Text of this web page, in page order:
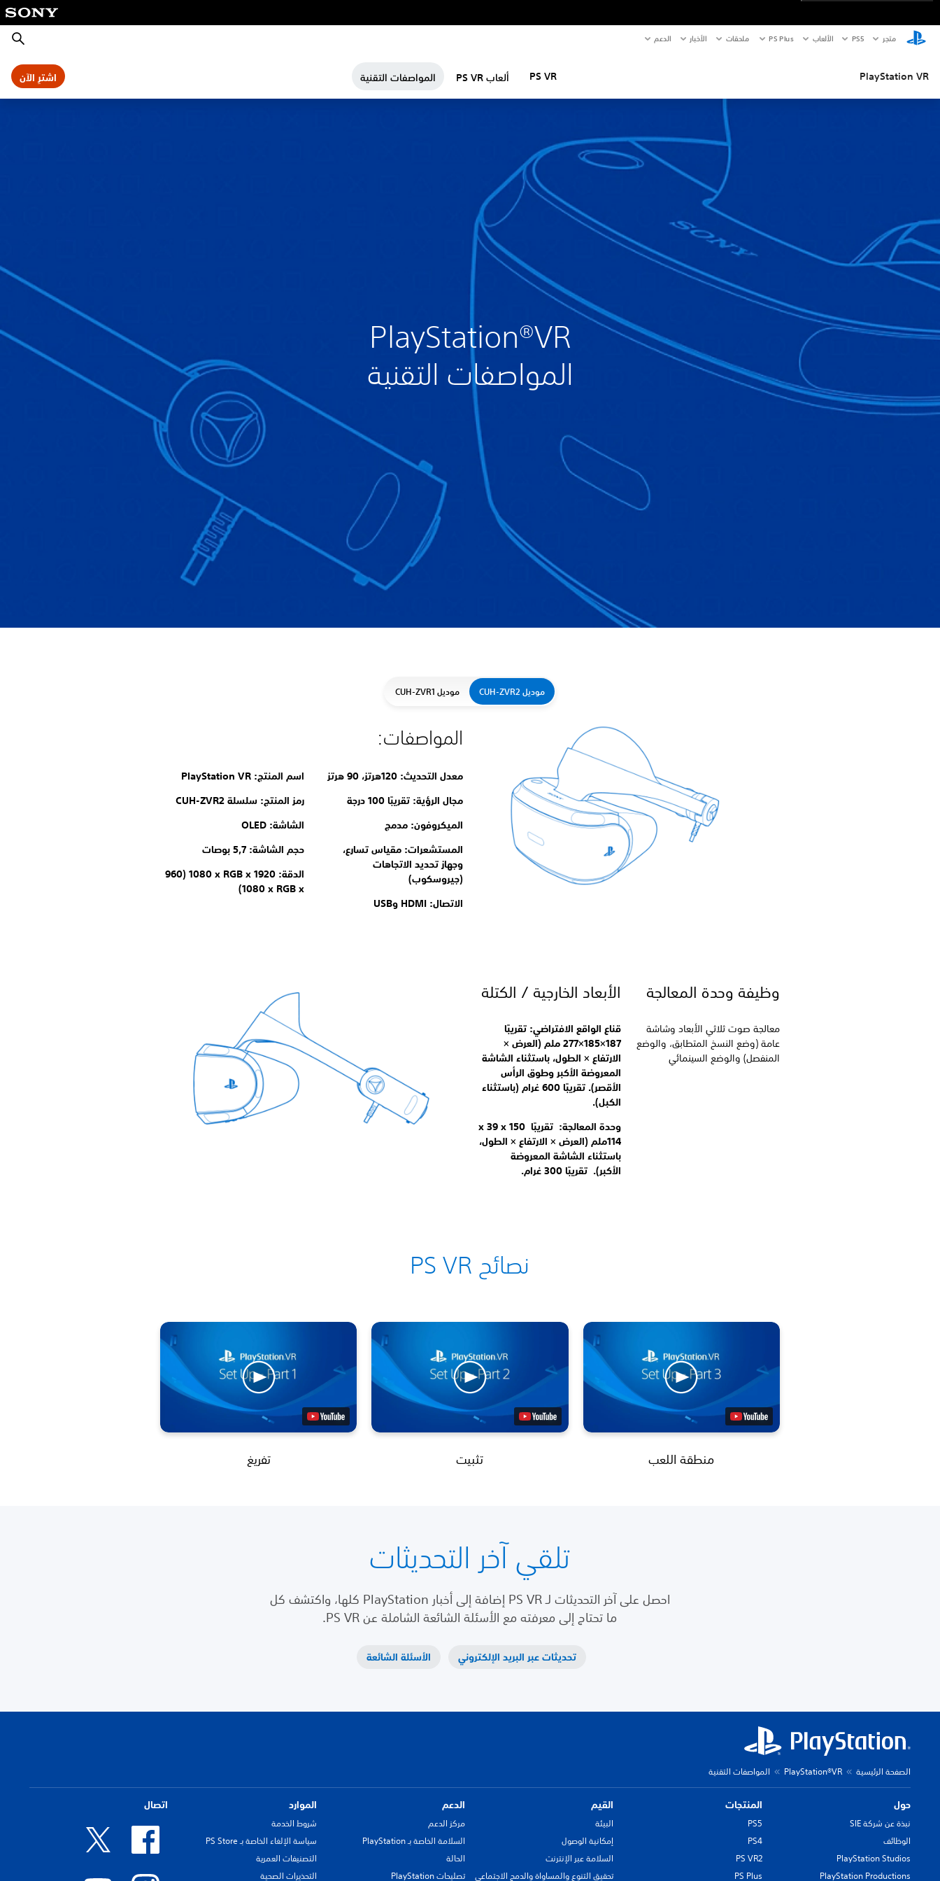
متجر PS5‏ الألعاب PS Plus ملحقات الأخبار الدعم بحث
PlayStation VR
PS VR ألعاب PS VR المواصفات التقنية اشترِ الآن
PlayStation®VR
المواصفات التقنية
موديل CUH-ZVR2 موديل CUH-ZVR1
المواصفات:
اسم المنتج: PlayStation VR
رمز المنتج: سلسلة CUH-ZVR2
الشاشة: OLED
حجم الشاشة: 5,7 بوصات
الدقة: ‏1920 x RGB x ‏1080 (‏960
x RGB x ‏1080)
معدل التحديث: 120هرتز، 90 هرتز
مجال الرؤية: تقريبًا 100 درجة
الميكروفون: مدمج
المستشعرات: مقياس تسارع،
وجهاز تحديد الاتجاهات
(جيروسكوب)
الاتصال: HDMI وUSB
الأبعاد الخارجية / الكتلة
قناع الواقع الافتراضي: تقريبًا
187×185×277 ملم (العرض ×
الارتفاع × الطول، باستثناء الشاشة
المعروضة الأكبر وطوق الرأس
الأقصر). تقريبًا 600 غرام (باستثناء
الكبل).
وحدة المعالجة: تقريبًا 150 x 39 x
114ملم (العرض × الارتفاع × الطول،
باستثناء الشاشة المعروضة
الأكبر). تقريبًا 300 غرام.
وظيفة وحدة المعالجة
معالجة صوت ثلاثي الأبعاد وشاشة
عامة (وضع النسخ المتطابق، والوضع
المنفصل) والوضع السينمائي
نصائح PS VR
تفريغ تثبيت منطقة اللعب
تلقي آخر التحديثات
احصل على آخر التحديثات لـ PS VR إضافة إلى أخبار PlayStation كلها، واكتشف كل
ما تحتاج إلى معرفته مع الأسئلة الشائعة الشاملة عن PS VR.
تحديثات عبر البريد الإلكتروني الأسئلة الشائعة
الصفحة الرئيسية PlayStation®VR المواصفات التقنية
حول
نبذة عن شركة SIE
الوظائف
PlayStation Studios
PlayStation Productions
المنتجات
PS5
PS4
PS VR2
PS Plus
القيم
البيئة
إمكانية الوصول
السلامة عبر الإنترنت
تحقيق التنوع والمساواة والدمج الاجتماعي
الدعم
مركز الدعم
السلامة الخاصة بـ PlayStation
الحالة
تصليحات PlayStation
الموارد
شروط الخدمة
سياسة الإلغاء الخاصة بـ PS Store
التصنيفات العمرية
التحذيرات الصحية
اتصال